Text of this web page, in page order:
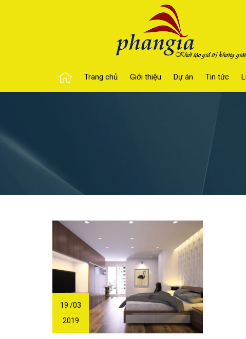
Trang chủ Giới thiệu Dự án Tin tức
19 /03
2019